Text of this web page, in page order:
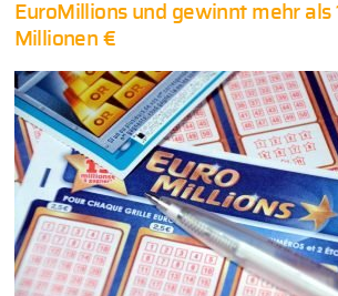
EuroMillions und gewinnt mehr als
Millionen €